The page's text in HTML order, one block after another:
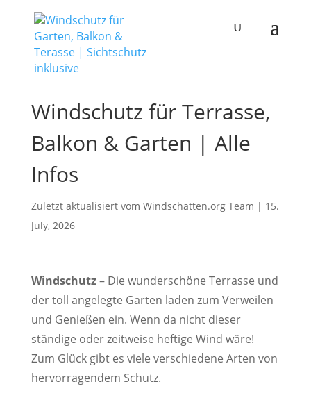
Windschutz für Terrasse,
Balkon & Garten | Alle
Infos
Zuletzt aktualisiert vom Windschatten.org Team | 15.
July, 2026
Windschutz– Die wunderschöne Terrasse und
der toll angelegte Garten laden zum Verweilen
und Genießen ein. Wenn da nicht dieser
ständige oder zeitweise heftige Wind wäre!
Zum Glück gibt es viele verschiedene Arten von
hervorragendem Schutz.